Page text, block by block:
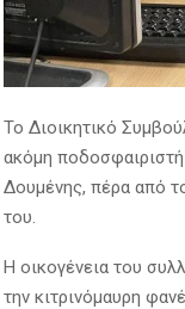
Το Διοικητικό
ακόμη
Δουμένης, πέρα από
του.
Η οικογένεια του
την κιτρινόμαυρη